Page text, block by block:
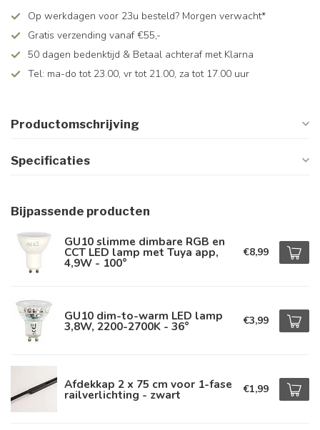
Op werkdagen voor 23u besteld? Morgen verwacht*
Gratis verzending vanaf €55,-
50 dagen bedenktijd & Betaal achteraf met Klarna
Tel: ma-do tot 23.00, vr tot 21.00, za tot 17.00 uur
Productomschrijving
Specificaties
Bijpassende producten
GU10 slimme dimbare RGB en
CCT LED lamp met Tuya app,
4,9W - 100°
€8,99
GU10 dim-to-warm LED lamp
3,8W, 2200-2700K - 36° €3,99
Afdekkap 2 x 75 cm voor 1-fase
railverlichting - zwart €1,99